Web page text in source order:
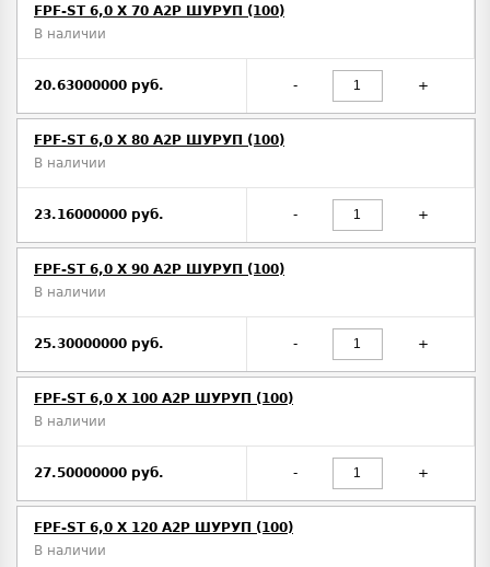
FPF-ST 6,0 X 70 A2P ШУРУП (100)
В наличии
20.63000000 руб. - +
FPF-ST 6,0 X 80 A2P ШУРУП (100)
В наличии
23.16000000 руб. - +
FPF-ST 6,0 X 90 A2P ШУРУП (100)
В наличии
25.30000000 руб. - +
FPF-ST 6,0 X 100 A2P ШУРУП (100)
В наличии
27.50000000 руб. - +
FPF-ST 6,0 X 120 A2P ШУРУП (100)
В наличии